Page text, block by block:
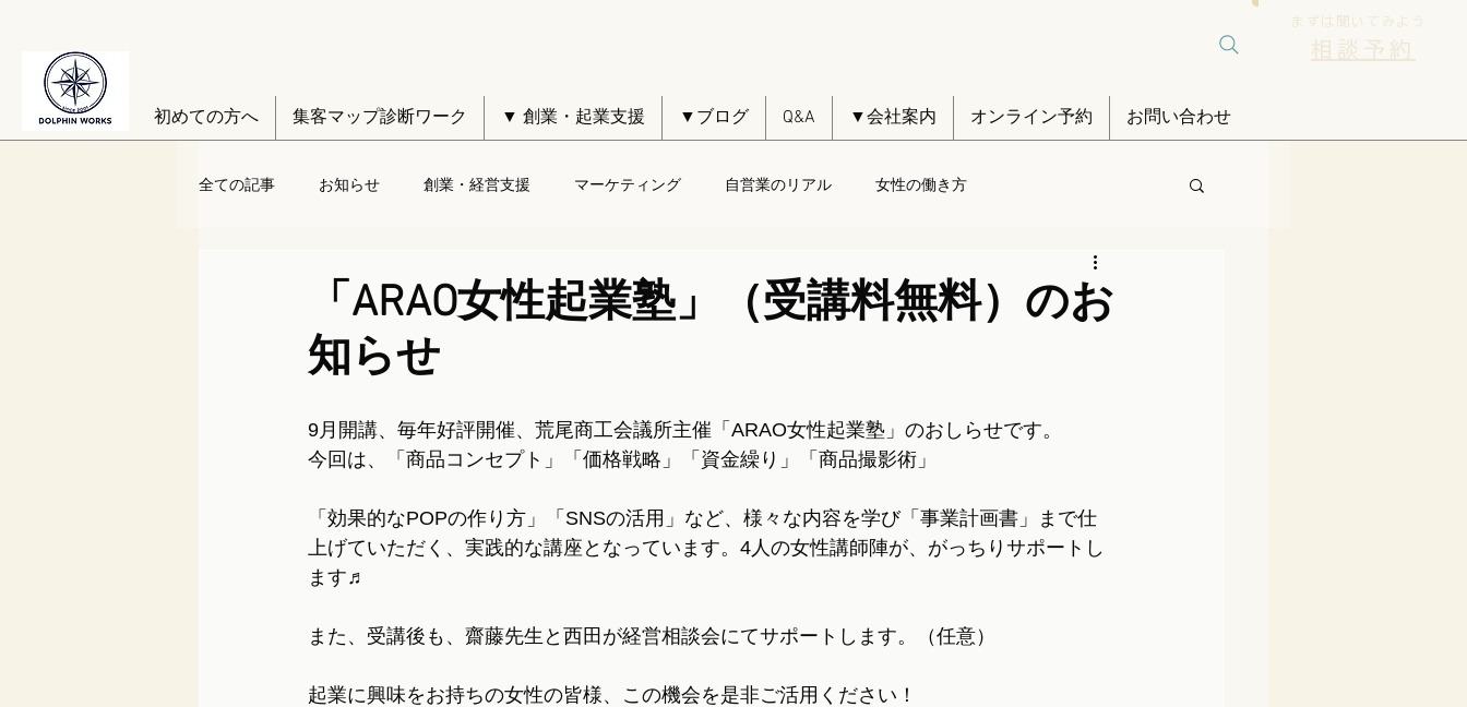
初めての方へ 集客マップ診断ワーク ▼ 創業・起業支援 ▼ブログ Q&A ▼会社案内 オンライン予約 お問い合わせ
まずは聞いてみよう
相談予約
全ての記事 お知らせ 創業・経営支援 マーケティング 自営業のリアル 女性の働き方
「ARAO女性起業塾」（受講料無料）のお
知らせ
9月開講、毎年好評開催、荒尾商工会議所主催「ARAO女性起業塾」のおしらせです。
今回は、「商品コンセプト」「価格戦略」「資金繰り」「商品撮影術」
「効果的なPOPの作り方」「SNSの活用」など、様々な内容を学び「事業計画書」まで仕
上げていただく、実践的な講座となっています。4人の女性講師陣が、がっちりサポートし
ます♬
また、受講後も、齋藤先生と西田が経営相談会にてサポートします。（任意）
起業に興味をお持ちの女性の皆様、この機会を是非ご活用ください！